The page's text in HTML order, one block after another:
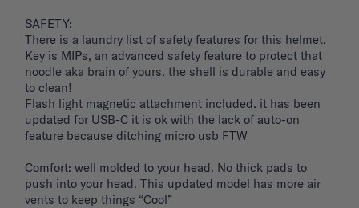
SAFETY:
There is a laundry list of safety features for this helmet.
Key is MIPs, an advanced safety feature to protect that
noodle aka brain of yours. the shell is durable and easy
to clean!
Flash light magnetic attachment included. it has been
updated for USB-C it is ok with the lack of auto-on
feature because ditching micro usb FTW
Comfort: well molded to your head. No thick pads to
push into your head. This updated model has more air
vents to keep things “Cool”